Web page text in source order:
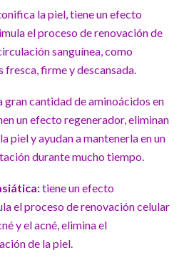
la piel, tiene un efecto
el proceso de renovación de
sanguínea, como
fresca, firme y descansada.
gran cantidad de aminoácidos en
un efecto regenerador, eliminan
piel y ayudan a mantenerla en un
durante mucho tiempo.
tiene un efecto
el proceso de renovación celular
y el acné, elimina el
de la piel.